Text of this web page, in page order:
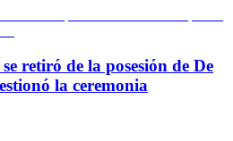
retiró de la posesión de De
la ceremonia